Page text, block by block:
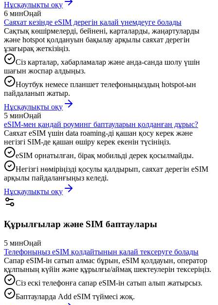
Нұсқаулықты оқу
6 минОңай
Саяхат кезінде eSIM дерегін қалай үнемдеуге болады
Сақтық көшірмелерді, бейнені, карталарды, жаңартуларды
және hotspot қолдануын бақылау арқылы саяхат дерегін
ұзағырақ жеткізіңіз.
Сіз карталар, хабарламалар және анда-санда шолу үшін
шағын жоспар алдыңыз.
Ноутбук немесе планшет телефоныңыздың hotspot-ын
пайдаланып жатыр.
Нұсқаулықты оқу
5 минОңай
eSIM-мен қандай роуминг баптауларын қолданған дұрыс?
Саяхат eSIM үшін data roaming-ді қашан қосу керек және
негізгі SIM-де қашан өшіру керек екенін түсініңіз.
eSIM орнатылған, бірақ мобильді дерек қосылмайды.
Негізгі нөміріңізді қосулы қалдырып, саяхат дерегін eSIM
арқылы пайдаланғыңыз келеді.
Нұсқаулықты оқу
Құрылғылар және SIM баптаулары
5 минОңай
Телефоныңыз eSIM қолдайтынын қалай тексеруге болады
Сапар eSIM-ін сатып алмас бұрын, eSIM қолдауын, оператор
құлпының күйін және құрылғы/аймақ шектеулерін тексеріңіз.
Сіз ескі телефонға сапар eSIM-ін сатып алып жатырсыз.
Баптауларда Add eSIM түймесі жоқ.